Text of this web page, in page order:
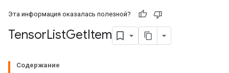
Эта информация оказалась полезной?
TensorListGetItem
Содержание